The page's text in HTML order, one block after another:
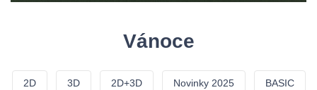
Vánoce
2D 3D 2D+3D Novinky 2025 BASIC